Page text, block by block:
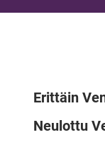
Erittäin
Neulottu